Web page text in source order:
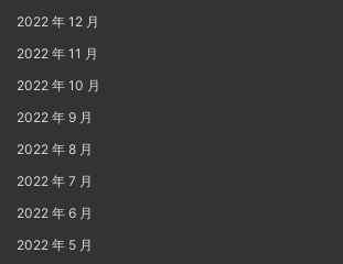
2022 年 12 月
2022 年 11 月
2022 年 10 月
2022 年 9 月
2022 年 8 月
2022 年 7 月
2022 年 6 月
2022 年 5 月